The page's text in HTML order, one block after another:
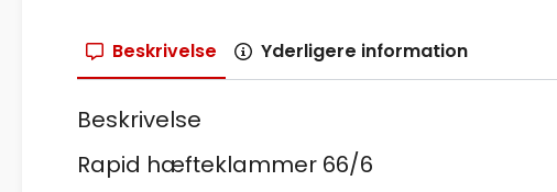
Beskrivelse Yderligere information
Beskrivelse
Rapid hæfteklammer 66/6